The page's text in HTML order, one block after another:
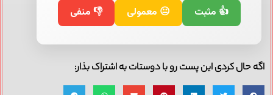
👍 مثبت 😐 معمولی 👎 منفی
اگه حال کردی این پست رو با دوستات به اشتراک بذار: